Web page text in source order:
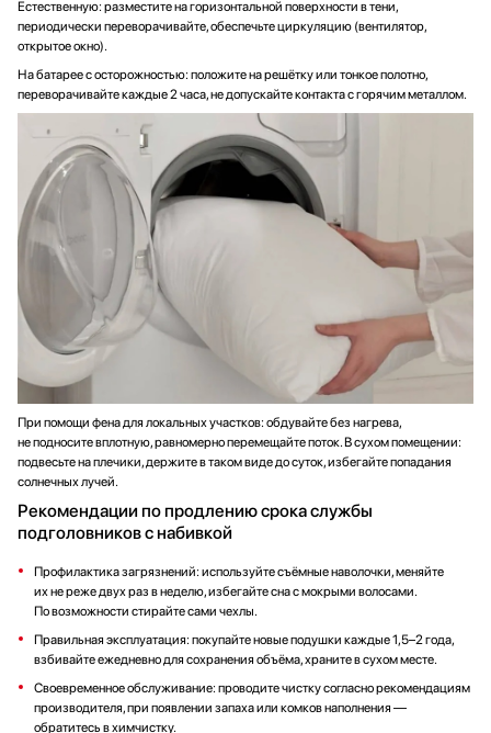
Естественную: разместите на горизонтальной поверхности в тени,
периодически переворачивайте, обеспечьте циркуляцию (вентилятор,
открытое окно).
На батарее с осторожностью: положите на решётку или тонкое полотно,
переворачивайте каждые 2 часа, не допускайте контакта с горячим металлом.
При помощи фена для локальных участков: обдувайте без нагрева,
не подносите вплотную, равномерно перемещайте поток. В сухом помещении:
подвесьте на плечики, держите в таком виде до суток, избегайте попадания
солнечных лучей.
Рекомендации по продлению срока службы
подголовников с набивкой
Профилактика загрязнений: используйте съёмные наволочки, меняйте
их не реже двух раз в неделю, избегайте сна с мокрыми волосами.
По возможности стирайте сами чехлы.
Правильная эксплуатация: покупайте новые подушки каждые 1,5–2 года,
взбивайте ежедневно для сохранения объёма, храните в сухом месте.
Своевременное обслуживание: проводите чистку согласно рекомендациям
производителя, при появлении запаха или комков наполнения —
обратитесь в химчистку.